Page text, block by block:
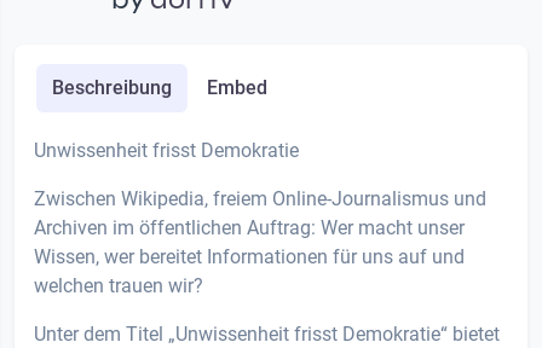
Beschreibung Embed
Unwissenheit frisst Demokratie
Zwischen Wikipedia, freiem Online-Journalismus und
Archiven im öffentlichen Auftrag: Wer macht unser
Wissen, wer bereitet Informationen für uns auf und
welchen trauen wir?
Unter dem Titel „Unwissenheit frisst Demokratie“ bietet